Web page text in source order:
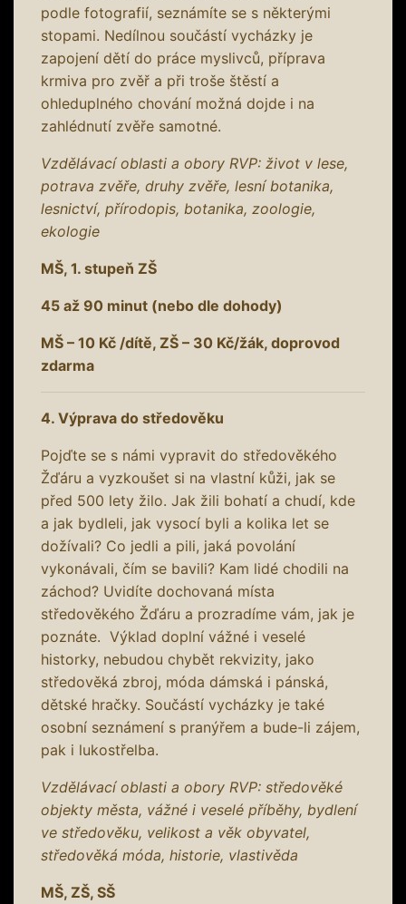
podle fotografií, seznámíte se s některými
stopami. Nedílnou součástí vycházky je
zapojení dětí do práce myslivců, příprava
krmiva pro zvěř a při troše štěstí a
ohleduplného chování možná dojde i na
zahlédnutí zvěře samotné.
Vzdělávací oblasti a obory RVP: život v lese,
potrava zvěře, druhy zvěře, lesní botanika,
lesnictví, přírodopis, botanika, zoologie,
ekologie
MŠ, 1. stupeň ZŠ
45 až 90 minut (nebo dle dohody)
MŠ – 10 Kč /dítě, ZŠ – 30 Kč/žák, doprovod
zdarma
4. Výprava do středověku
Pojďte se s námi vypravit do středověkého
Žďáru a vyzkoušet si na vlastní kůži, jak se
před 500 lety žilo. Jak žili bohatí a chudí, kde
a jak bydleli, jak vysocí byli a kolika let se
dožívali? Co jedli a pili, jaká povolání
vykonávali, čím se bavili? Kam lidé chodili na
záchod? Uvidíte dochovaná místa
středověkého Žďáru a prozradíme vám, jak je
poznáte. Výklad doplní vážné i veselé
historky, nebudou chybět rekvizity, jako
středověká zbroj, móda dámská i pánská,
dětské hračky. Součástí vycházky je také
osobní seznámení s pranýřem a bude-li zájem,
pak i lukostřelba.
Vzdělávací oblasti a obory RVP: středověké
objekty města, vážné i veselé příběhy, bydlení
ve středověku, velikost a věk obyvatel,
středověká móda, historie, vlastivěda
MŠ, ZŠ, SŠ